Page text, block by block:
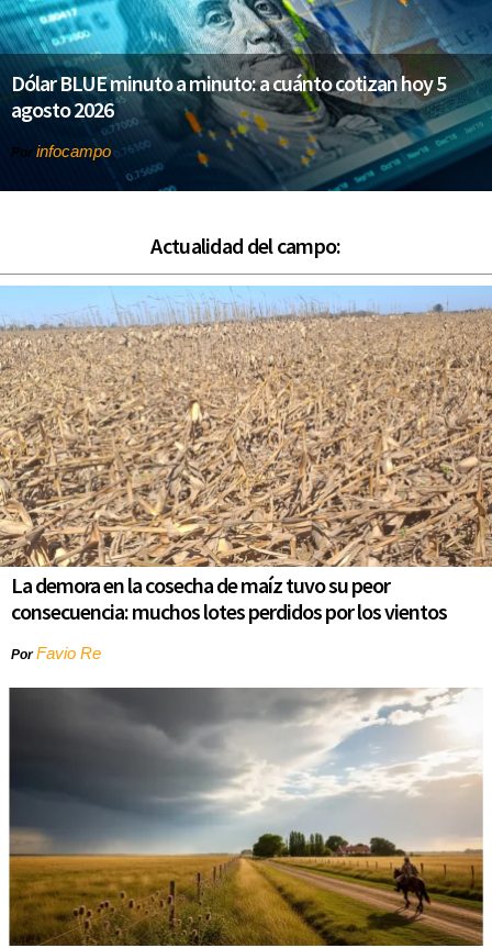
Dólar BLUE minuto a minuto: a cuánto cotizan hoy 5
agosto 2026
Por infocampo
Actualidad del campo:
La demora en la cosecha de maíz tuvo su peor
consecuencia: muchos lotes perdidos por los vientos
PorFavio Re